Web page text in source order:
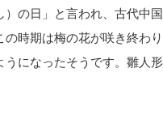
の日」と言われ、古代中
時期は梅の花が咲き終わ
になったそうです。雛人